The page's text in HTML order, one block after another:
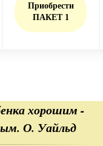
Приобрести
ПАКЕТ 1
хорошим -
О. Уайльд